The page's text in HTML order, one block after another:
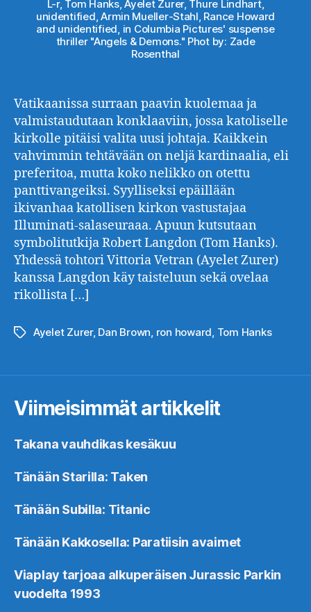
L-r, Tom Hanks, Ayelet Zurer, Thure Lindhart,
unidentified, Armin Mueller-Stahl, Rance Howard
and unidentified, in Columbia Pictures' suspense
thriller "Angels & Demons." Phot by: Zade
Rosenthal
Vatikaanissa surraan paavin kuolemaa ja
valmistaudutaan konklaaviin, jossa katoliselle
kirkolle pitäisi valita uusi johtaja. Kaikkein
vahvimmin tehtävään on neljä kardinaalia, eli
preferitoa, mutta koko nelikko on otettu
panttivangeiksi. Syylliseksi epäillään
ikivanhaa katollisen kirkon vastustajaa
Illuminati-salaseuraaa. Apuun kutsutaan
symbolitutkija Robert Langdon (Tom Hanks).
Yhdessä tohtori Vittoria Vetran (Ayelet Zurer)
kanssa Langdon käy taisteluun sekä ovelaa
rikollista […]
Avainsanat
Ayelet Zurer, Dan Brown, ron howard, Tom Hanks
Viimeisimmät artikkelit
Takana vauhdikas kesäkuu
Tänään Starilla: Taken
Tänään Subilla: Titanic
Tänään Kakkosella: Paratiisin avaimet
Viaplay tarjoaa alkuperäisen Jurassic Parkin
vuodelta 1993